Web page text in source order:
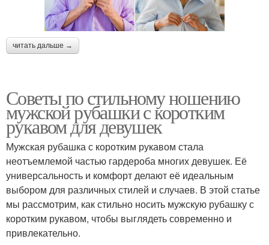
читать дальше →
Советы по стильному ношению
мужской рубашки с коротким
рукавом для девушек
Мужская рубашка с коротким рукавом стала
неотъемлемой частью гардероба многих девушек. Её
универсальность и комфорт делают её идеальным
выбором для различных стилей и случаев. В этой статье
мы рассмотрим, как стильно носить мужскую рубашку с
коротким рукавом, чтобы выглядеть современно и
привлекательно.